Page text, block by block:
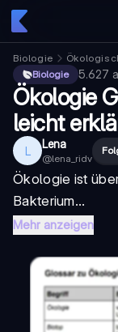
Biologie
Biologie
5.627
Ökologie
leicht
L Lena
@lena_ridv
Ökologie ist
Bakterium...
Mehr anzeigen